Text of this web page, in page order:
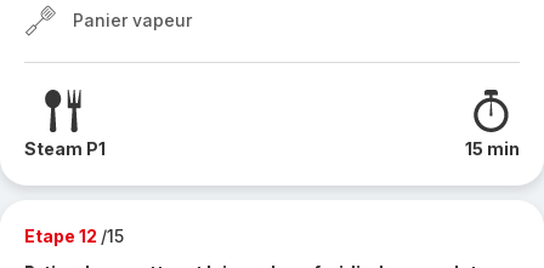
Panier vapeur
Steam P1 15 min
Etape 12 /15